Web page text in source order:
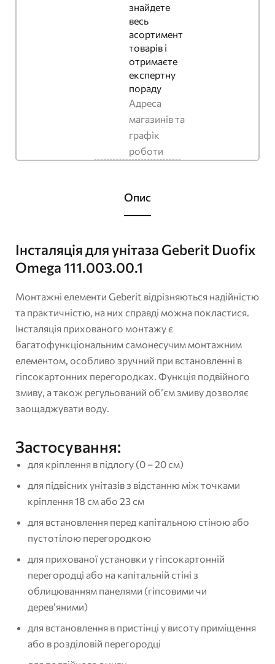
знайдете
весь
асортимент
товарів і
отримаєте
експертну
пораду
Адреса
магазинів та
графік
роботи
Опис
Інсталяція для унітаза Geberit Duofix
Omega 111.003.00.1
Монтажні елементи Geberit відрізняються надійністю
та практичністю, на них справді можна покластися.
Інсталяція прихованого монтажу є
багатофункціональним самонесучим монтажним
елементом, особливо зручний при встановленні в
гіпсокартонних перегородках. Функція подвійного
змиву, а також регульований об’єм змиву дозволяє
заощаджувати воду.
Застосування:
для кріплення в підлогу (0 – 20 см)
для підвісних унітазів з відстанню між точками
кріплення 18 см або 23 см
для встановлення перед капітальною стіною або
пустотілою перегородкою
для прихованої установки у гіпсокартонній
перегородці або на капітальній стіні з
облицюванням панелями (гіпсовими чи
дерев’яними)
для встановлення в пристінці у висоту приміщення
або в розділовій перегородці